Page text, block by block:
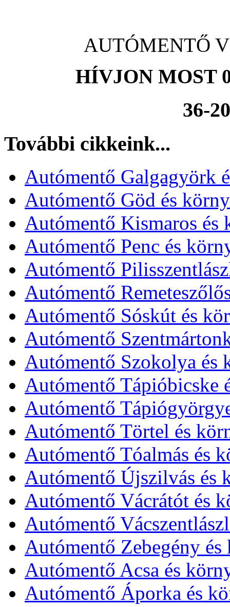
AUTÓMENTŐ
HÍVJON MOST
36-
További cikkeink...
Autómentő Galgagyörk
Autómentő Göd és
Autómentő Kismaros és
Autómentő Penc és
Autómentő
Autómentő
Autómentő Sóskút és
Autómentő
Autómentő Szokolya és
Autómentő Tápióbicske
Autómentő
Autómentő Törtel és
Autómentő Tóalmás és
Autómentő Újszilvás és
Autómentő Vácrátót és
Autómentő
Autómentő Zebegény
Autómentő Acsa és
Autómentő Áporka és